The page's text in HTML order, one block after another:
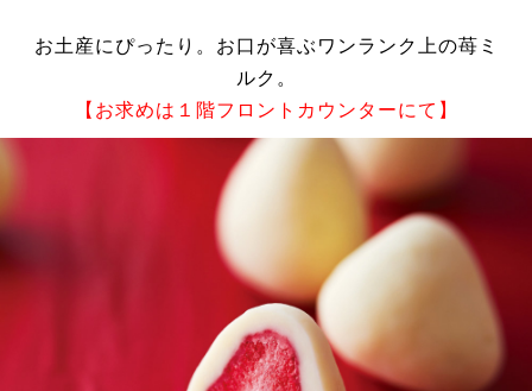
お土産にぴったり。お口が喜ぶワンランク上の苺ミ
ルク。
【お求めは１階フロントカウンターにて】